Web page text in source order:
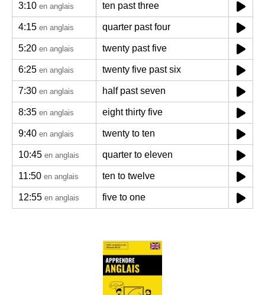
3:10 en anglais ten past three
4:15 en anglais quarter past four
5:20 en anglais twenty past five
6:25 en anglais twenty five past six
7:30 en anglais half past seven
8:35 en anglais eight thirty five
9:40 en anglais twenty to ten
10:45 en anglais quarter to eleven
11:50 en anglais ten to twelve
12:55 en anglais five to one